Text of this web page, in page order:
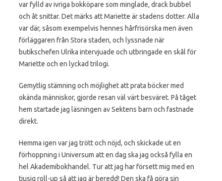
var fylld av ivriga bokköpare som minglade, drack bubbel
och åt snittar. Det märks att Mariette är stadens dotter. Alla
var där, såsom exempelvis hennes hårfrisörska men även
förläggaren från Stora staden, och lyssnade när
butikschefen Ulrika intervjuade och utbringade en skål för
Mariette och en lyckad trilogi.
Gemytlig stämning och möjlighet att prata böcker med
okända människor, gjorde resan väl värt besväret. På tåget
hem startade jag läsningen av Sektens barn och fastnade
direkt.
Hemma igen var jag trött och nöjd, och skickade ut en
förhoppning i Universum att en dag ska jag också fylla en
hel Akademibokhandel. Tur att jag har försett mig med en
tjusig roll-up så att jag är beredd! Den ska få göra sin